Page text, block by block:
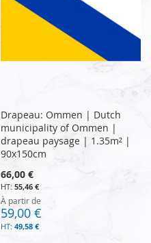
Drapeau: Ommen | Dutch
municipality of Ommen |
drapeau paysage | 1.35m² |
90x150cm
66,00 €
55,46 €
À partir de
59,00 €
49,58 €